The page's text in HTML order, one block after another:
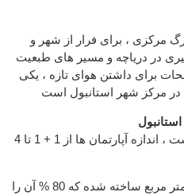
مرکزی ، برای فرار از شهر و
در دریاچه و مسیر های طبعیت
برای داشتن هوای تازه ، یکی
در مرکز شهر استانبول است
رزیدانس از 5 برج تشکیل شده است ، اندازه آپارتمان ها از 1 + 1 تا 4
زیر بنای این مجموعه در 35000 متر مربع ساخته شده که 80 % آن را